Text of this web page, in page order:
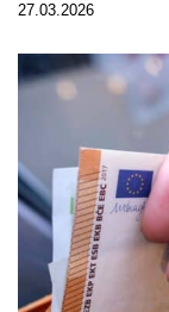
27.03.2026